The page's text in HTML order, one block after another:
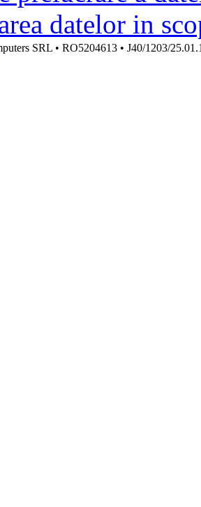
datelor in
SRL • RO5204613 • J40/1203/